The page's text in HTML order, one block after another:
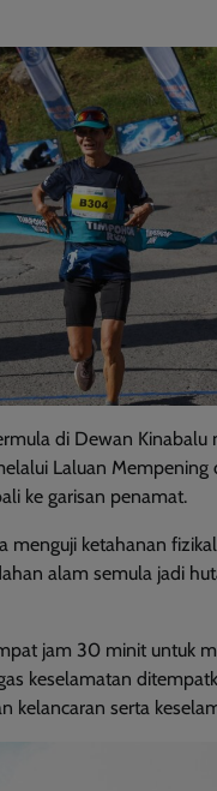
di Dewan Kinabalu
Laluan Mempening
ke garisan penamat.
menguji ketahanan
alam semula jadi
jam 30 minit untuk
keselamatan
kelancaran serta